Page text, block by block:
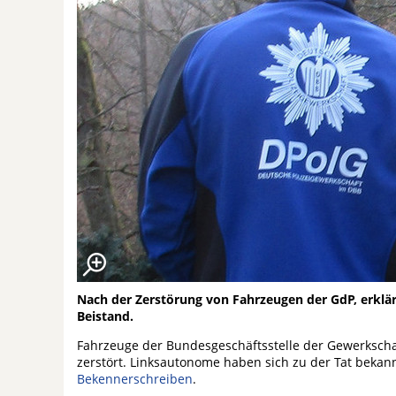
Nach der Zerstörung von Fahrzeugen der GdP,
Beistand.
Fahrzeuge der Bundesgeschäftsstelle der
zerstört. Linksautonome haben sich zu der Tat
Bekennerschreiben.